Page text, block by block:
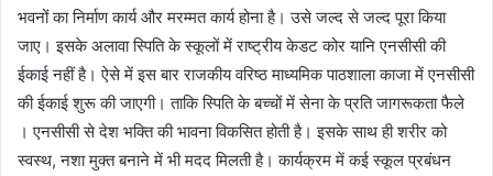
भवनों का निर्माण कार्य और मरम्मत कार्य होना है। उसे जल्द से जल्द पूरा किया
जाए। इसके अलावा स्पिति के स्कूलों में राष्ट्रीय केडट कोर यानि एनसीसी की
ईकाई नहीं है। ऐसे में इस बार राजकीय वरिष्ठ माध्यमिक पाठशाला काजा में एनसीसी
की ईकाई शुरू की जाएगी। ताकि स्पिति के बच्चों में सेना के प्रति जागरूकता फैले
। एनसीसी से देश भक्ति की भावना विकसित होती है। इसके साथ ही शरीर को
स्वस्थ, नशा मुक्त बनाने में भी मदद मिलती है। कार्यक्रम में कई स्कूल प्रबंधन